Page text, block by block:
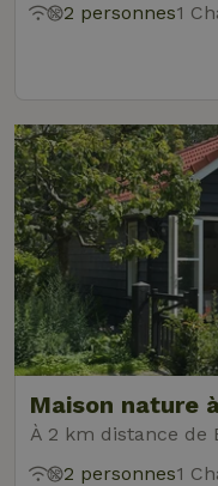
2 personnes1
Maison nature
À 2 km distance de
2 personnes1